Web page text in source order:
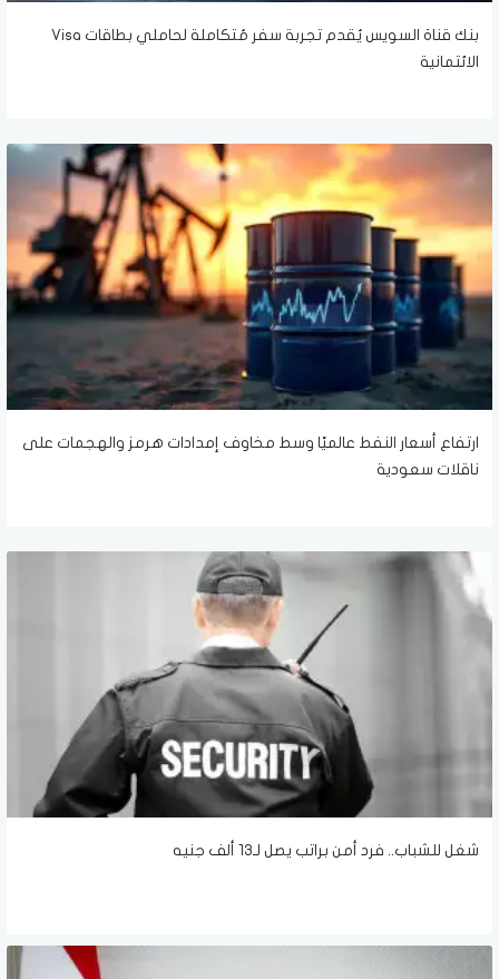
بنك قناة السويس يُقدم تجربة سفر مُتكاملة لحاملي بطاقات Visa
الائتمانية
ارتفاع أسعار النفط عالميًا وسط مخاوف إمدادات هرمز والهجمات على
ناقلات سعودية
شغل للشباب.. فرد أمن براتب يصل لـ13 ألف جنيه